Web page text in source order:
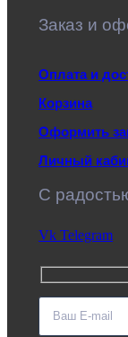
Заказ и
Оплата и
Корзина
Оформить
Личный
C
Vk Telegram